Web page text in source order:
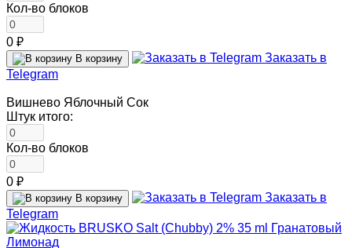
Кол-во блоков
0 ₽
В корзину
Заказать в
Telegram
Вишнево Яблочный Сок
Штук итого:
Кол-во блоков
0 ₽
В корзину
Заказать в
Telegram